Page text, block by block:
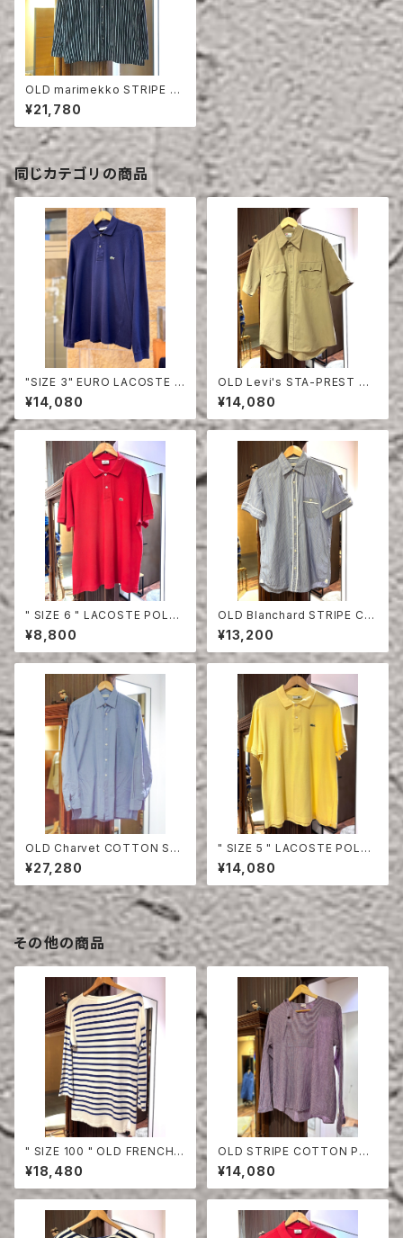
OLD marimekko STRIPE C
OTTON SHIRT
¥21,780
同じカテゴリの商品
"SIZE 3" EURO LACOSTE P
OLO SHIRT LONG SLEEVE
¥14,080
OLD Levi's STA-PREST HA
LF SLEEVE SHIRT
¥14,080
" SIZE 6 " LACOSTE POLO
SHIRT RED
¥8,800
OLD Blanchard STRIPE CO
TTON HALF SLEEVE SHIRT
¥13,200
OLD Charvet COTTON SHI
RT
¥27,280
" SIZE 5 " LACOSTE POLO
SHIRT YELLOW
¥14,080
その他の商品
" SIZE 100 " OLD FRENCH
NAVY BORDER CUT-SEW
¥18,480
OLD STRIPE COTTON PUL
LOVER SHIRT
¥14,080